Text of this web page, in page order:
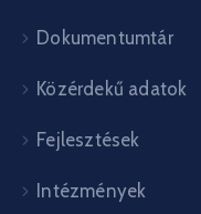
Dokumentumtár
Közérdekű adatok
Fejlesztések
Intézmények